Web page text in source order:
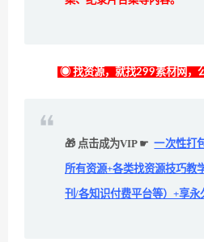
◉ 找资源，就找299素材网，
🎁 点击成为VIP ☛ 一次性打
所有资源+各类找资源技巧教
刊/各知识付费平台等）+享永